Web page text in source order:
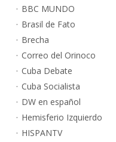
BBC MUNDO
Brasil de Fato
Brecha
Correo del Orinoco
Cuba Debate
Cuba Socialista
DW en español
Hemisferio Izquierdo
HISPANTV